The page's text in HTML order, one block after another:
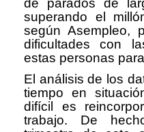
de parados de
superando el
según Asempleo,
dificultades con
estas personas
El análisis de los
tiempo en
difícil es
trabajo. De